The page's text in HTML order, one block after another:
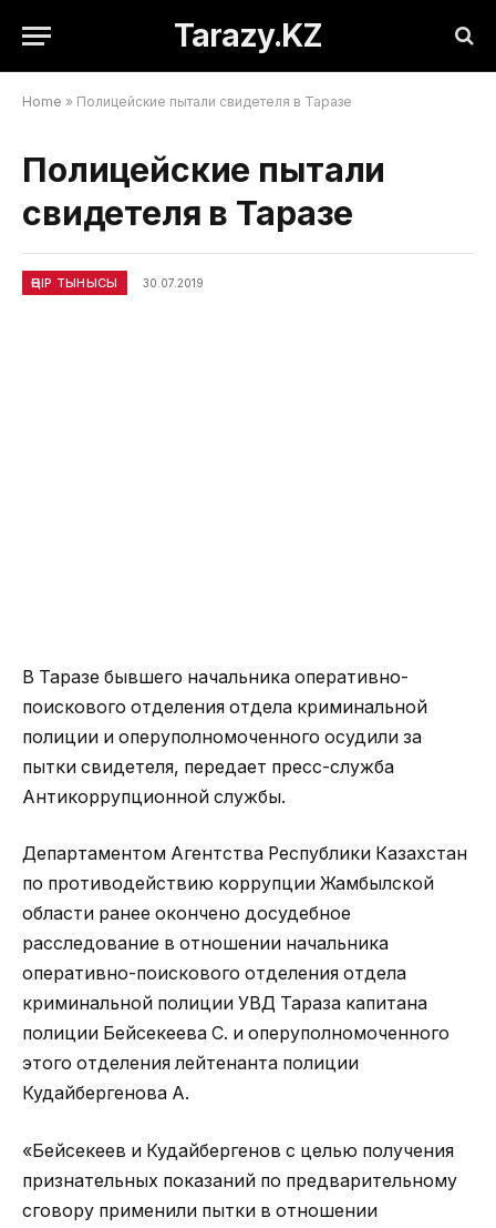
Tarazy.KZ
Home » Полицейские пытали свидетеля в Таразе
Полицейские пытали
свидетеля в Таразе
ӨҢІР ТЫНЫСЫ 30.07.2019
В Таразе бывшего начальника оперативно-
поискового отделения отдела криминальной
полиции и оперуполномоченного осудили за
пытки свидетеля, передает пресс-служба
Антикоррупционной службы.
Департаментом Агентства Республики Казахстан
по противодействию коррупции Жамбылской
области ранее окончено досудебное
расследование в отношении начальника
оперативно-поискового отделения отдела
криминальной полиции УВД Тараза капитана
полиции Бейсекеева С. и оперуполномоченного
этого отделения лейтенанта полиции
Кудайбергенова А.
«Бейсекеев и Кудайбергенов с целью получения
признательных показаний по предварительному
сговору применили пытки в отношении